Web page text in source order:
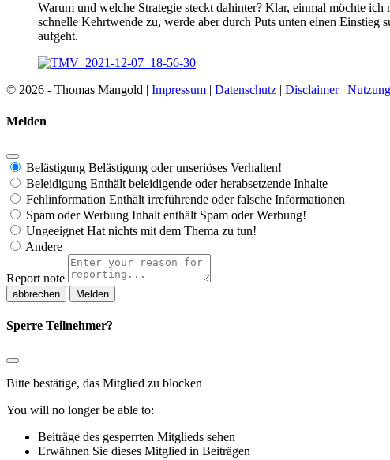
Warum und welche Strategie steckt dahinter? Klar, einmal möchte
schnelle Kehrtwende zu, werde aber durch Puts unten einen
aufgeht.
© 2026 - Thomas Mangold | Impressum | Datenschutz | Disclaimer|
Melden
Belästigung Belästigung oder unseriöses Verhalten!
Beleidigung Enthält beleidigende oder herabsetzende Inhalte
Fehlinformation Enthält irreführende oder falsche Informationen
Spam oder Werbung Inhalt enthält Spam oder Werbung!
Ungeeignet Hat nichts mit dem Thema zu tun!
Andere
Report note
Melden
Sperre Teilnehmer?
Bitte bestätige, das Mitglied zu blocken
You will no longer be able to:
Beiträge des gesperrten Mitglieds sehen
Erwähnen Sie dieses Mitglied in Beiträgen